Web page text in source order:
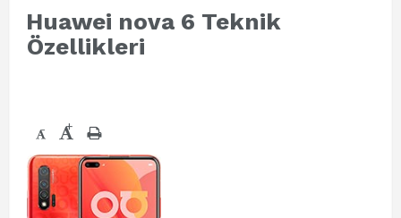
Huawei nova 6 Teknik
Özellikleri
- +